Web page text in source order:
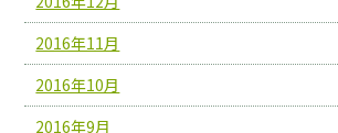
2016年11月
2016年10月
2016年9月